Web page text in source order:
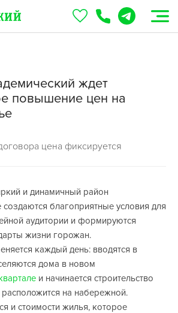
ждет
повышение цен на
цена фиксируется
и динамичный район
создаются благоприятные условия для
аудитории и формируются
жизни горожан.
каждый день: вводятся в
дома в новом
и начинается строительство
на набережной.
и стоимости жилья, которое